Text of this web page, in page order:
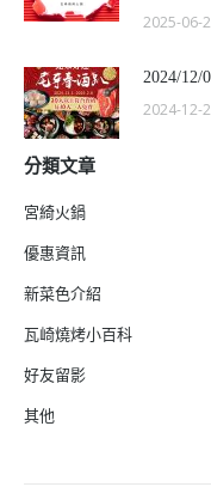
2025-06-
2024/12/
2024-12-
分類文章
宮綺火鍋
優惠資訊
新菜色介紹
瓦崎燒烤小百科
好友留影
其他